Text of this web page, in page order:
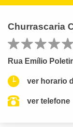
Churrascaria
Rua Emílio
ver horario
ver telefone